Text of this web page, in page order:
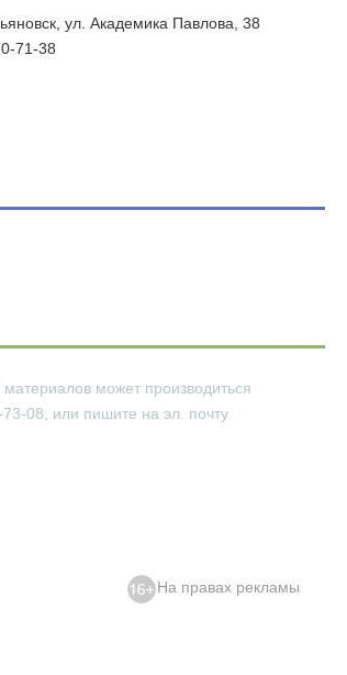
ул. Академика Павлова, 38
71-38
может производиться
08, или пишите на эл. почту
На правах рекламы